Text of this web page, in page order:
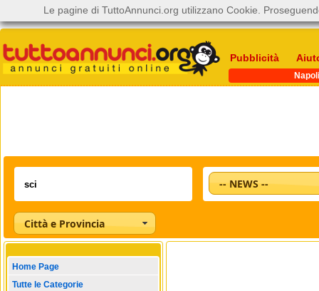
Pubblicità
Napoli
-- NEWS --
Città e Provincia
Home Page
Tutte le Categorie
Le pagine di TuttoAnnunci.org utilizzano Cookie.